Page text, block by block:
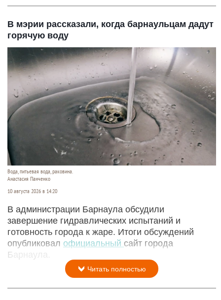
В мэрии рассказали, когда барнаульцам дадут
горячую воду
Вода, питьевая вода, раковина.
Анастасия Панченко
10 августа 2026 в 14:20
В администрации Барнаула обсудили
завершение гидравлических испытаний и
готовность города к жаре. Итоги обсуждений
опубликовал официальный сайт города
Барнаула.
Читать полностью